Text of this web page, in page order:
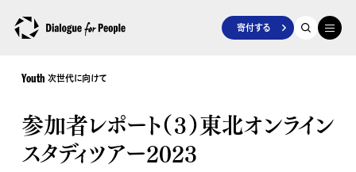
寄付する
Youth 次世代に向けて
参加者レポート（３）東北オンライン
スタディツアー2023